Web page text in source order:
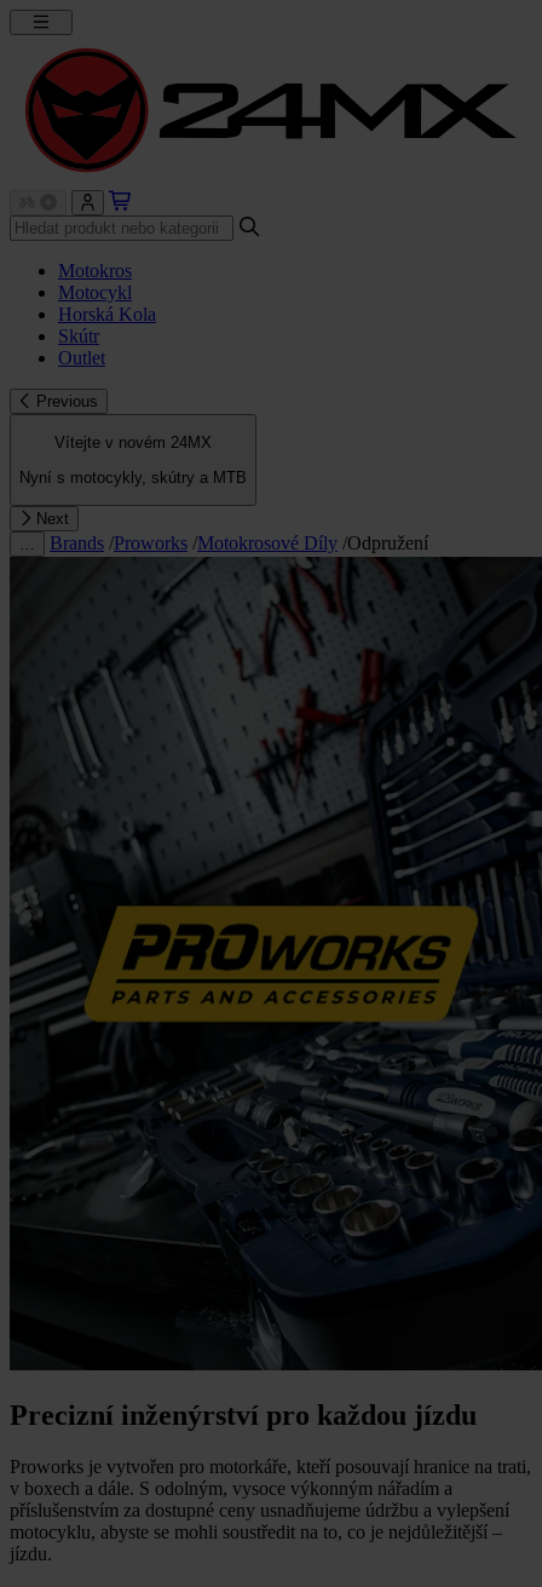
Motokros
Motocykl
Horská Kola
Skútr
Outlet
Previous
Vítejte v novém 24MX
Nyní s motocykly, skútry a MTB
Next
Brands /Proworks /Motokrosové Díly /Odpružení
Precizní inženýrství pro každou jízdu
Proworks je vytvořen pro motorkáře, kteří posouvají hranice na trati,
v boxech a dále. S odolným, vysoce výkonným nářadím a
příslušenstvím za dostupné ceny usnadňujeme údržbu a vylepšení
motocyklu, abyste se mohli soustředit na to, co je nejdůležitější –
jízdu.